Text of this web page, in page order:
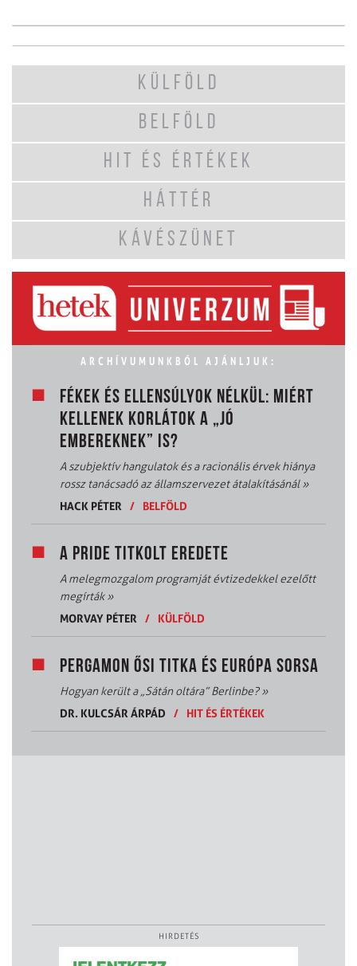
KÜLFÖLD
BELFÖLD
HIT ÉS ÉRTÉKEK
HÁTTÉR
KÁVÉSZÜNET
ARCHÍVUMUNKBÓL AJÁNLJUK:
FÉKEK ÉS ELLENSÚLYOK NÉLKÜL: MIÉRT
KELLENEK KORLÁTOK A „JÓ
EMBEREKNEK” IS?
A szubjektív hangulatok és a racionális érvek hiánya
rossz tanácsadó az államszervezet átalakításánál»
HACK PÉTER
/ BELFÖLD
A PRIDE TITKOLT EREDETE
A melegmozgalom programját évtizedekkel ezelőtt
megírták»
MORVAY PÉTER
/ KÜLFÖLD
PERGAMON ŐSI TITKA ÉS EURÓPA SORSA
Hogyan került a „Sátán oltára” Berlinbe?»
DR. KULCSÁR ÁRPÁD
/ HIT ÉS ÉRTÉKEK
HIRDETÉS